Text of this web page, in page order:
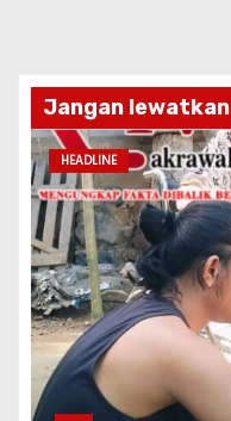
Jangan lewatkan
HEADLINE